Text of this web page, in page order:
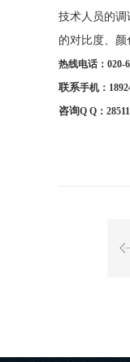
技术人员的调
的对比度、
热线电话：020-
联系手机：
咨询Q Q：